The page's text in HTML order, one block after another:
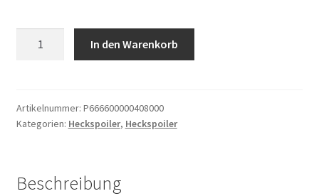
In den Warenkorb
Artikelnummer: P666600000408000
Kategorien: Heckspoiler, Heckspoiler
Beschreibung